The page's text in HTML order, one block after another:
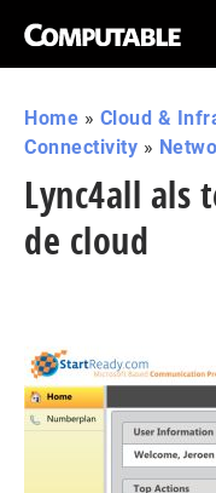
Home » Cloud &
Connectivity »
Lync4all als
de cloud